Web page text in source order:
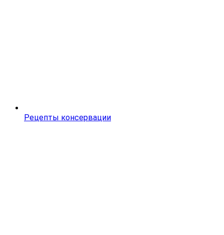
Рецепты консервации